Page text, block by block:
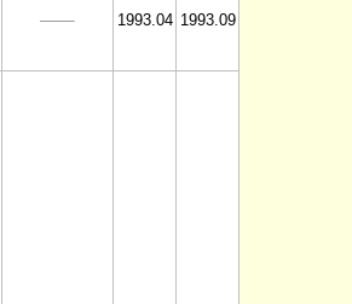
1993.04 1993.09